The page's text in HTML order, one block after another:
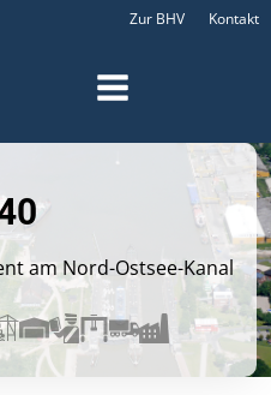
Zur BHV Kontakt
am Nord-Ostsee-Kanal